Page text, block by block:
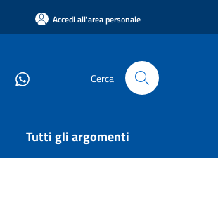
Accedi all'area personale
Cerca
Tutti gli argomenti